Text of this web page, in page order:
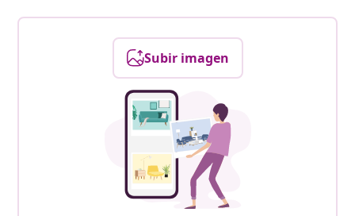
Subir imagen